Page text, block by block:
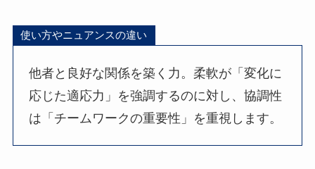
使い方やニュアンスの違い
他者と良好な関係を築く力。柔軟が「変化に
応じた適応力」を強調するのに対し、協調性
は「チームワークの重要性」を重視します。